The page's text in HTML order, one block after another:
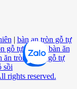
| bàn an tròn gỗ tự
gỗ tự nhiên |bàn ăn
ăn tròn 6 ghế gỗ tự
sồi
rights reserved.